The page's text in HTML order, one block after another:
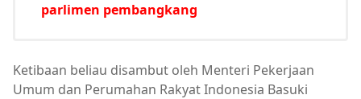
parlimen pembangkang
Ketibaan beliau disambut oleh Menteri Pekerjaan
Umum dan Perumahan Rakyat Indonesia Basuki